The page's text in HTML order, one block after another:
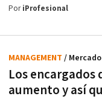
PoriProfesional
Los encargados
aumento y así
MANAGEMENT /